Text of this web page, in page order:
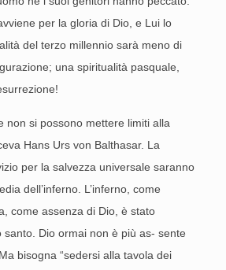
per la gloria di Dio, e Lui lo
del terzo millennio sarà meno di
una spiritualità pasquale,
non si possono mettere limiti alla
Hans Urs von Balthasar. La
per la salvezza universale saranno
dell’inferno. L’inferno, come
come assenza di Dio, è stato
santo. Dio ormai non è più as- sente
bisogna “sedersi alla tavola dei